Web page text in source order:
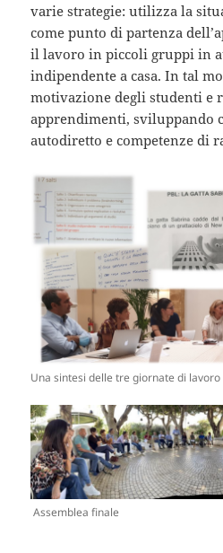
varie strategie: utilizza la
come punto di partenza
il lavoro in piccoli gruppi in
indipendente a casa. In tal
motivazione degli studenti e
apprendimenti, sviluppando
autodiretto e competenze di
Una sintesi delle tre giornate di lavoro
Assemblea finale